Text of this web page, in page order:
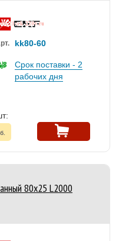
kk80-60
Срок поставки - 2
рабочих дня
80х25 L2000